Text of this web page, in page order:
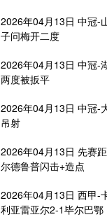
2026年04月13日 中冠-
子问梅开二度
2026年04月13日 中冠-
两度被扳平
2026年04月13日 中冠-
吊射
2026年04月13日 先赛
尔德鲁普闪击+造点
2026年04月13日 西甲-
利亚雷亚尔2-1毕尔巴鄂